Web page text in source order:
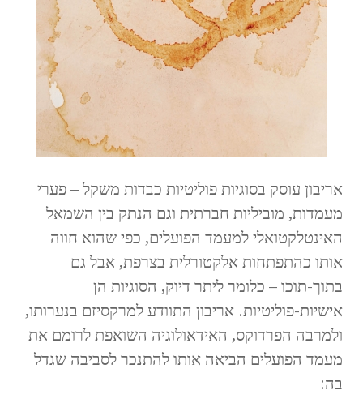
אריבון עוסק בסוגיות פוליטיות כבדות משקל – פערי
מעמדות, מוביליות חברתית וגם הנתק בין השמאל
האינטלקטואלי למעמד הפועלים, כפי שהוא חווה
אותו כהתפתחות אלקטורלית בצרפת, אבל גם
בתוך-תוכו – כלומר ליתר דיוק, הסוגיות הן
אישיות-פוליטיות. אריבון התוודע למרקסיזם בנערותו,
ולמרבה הפרדוקס, האידאולוגיה השואפת לרומם את
מעמד הפועלים הביאה אותו להתנכר לסביבה שגדל
בה: